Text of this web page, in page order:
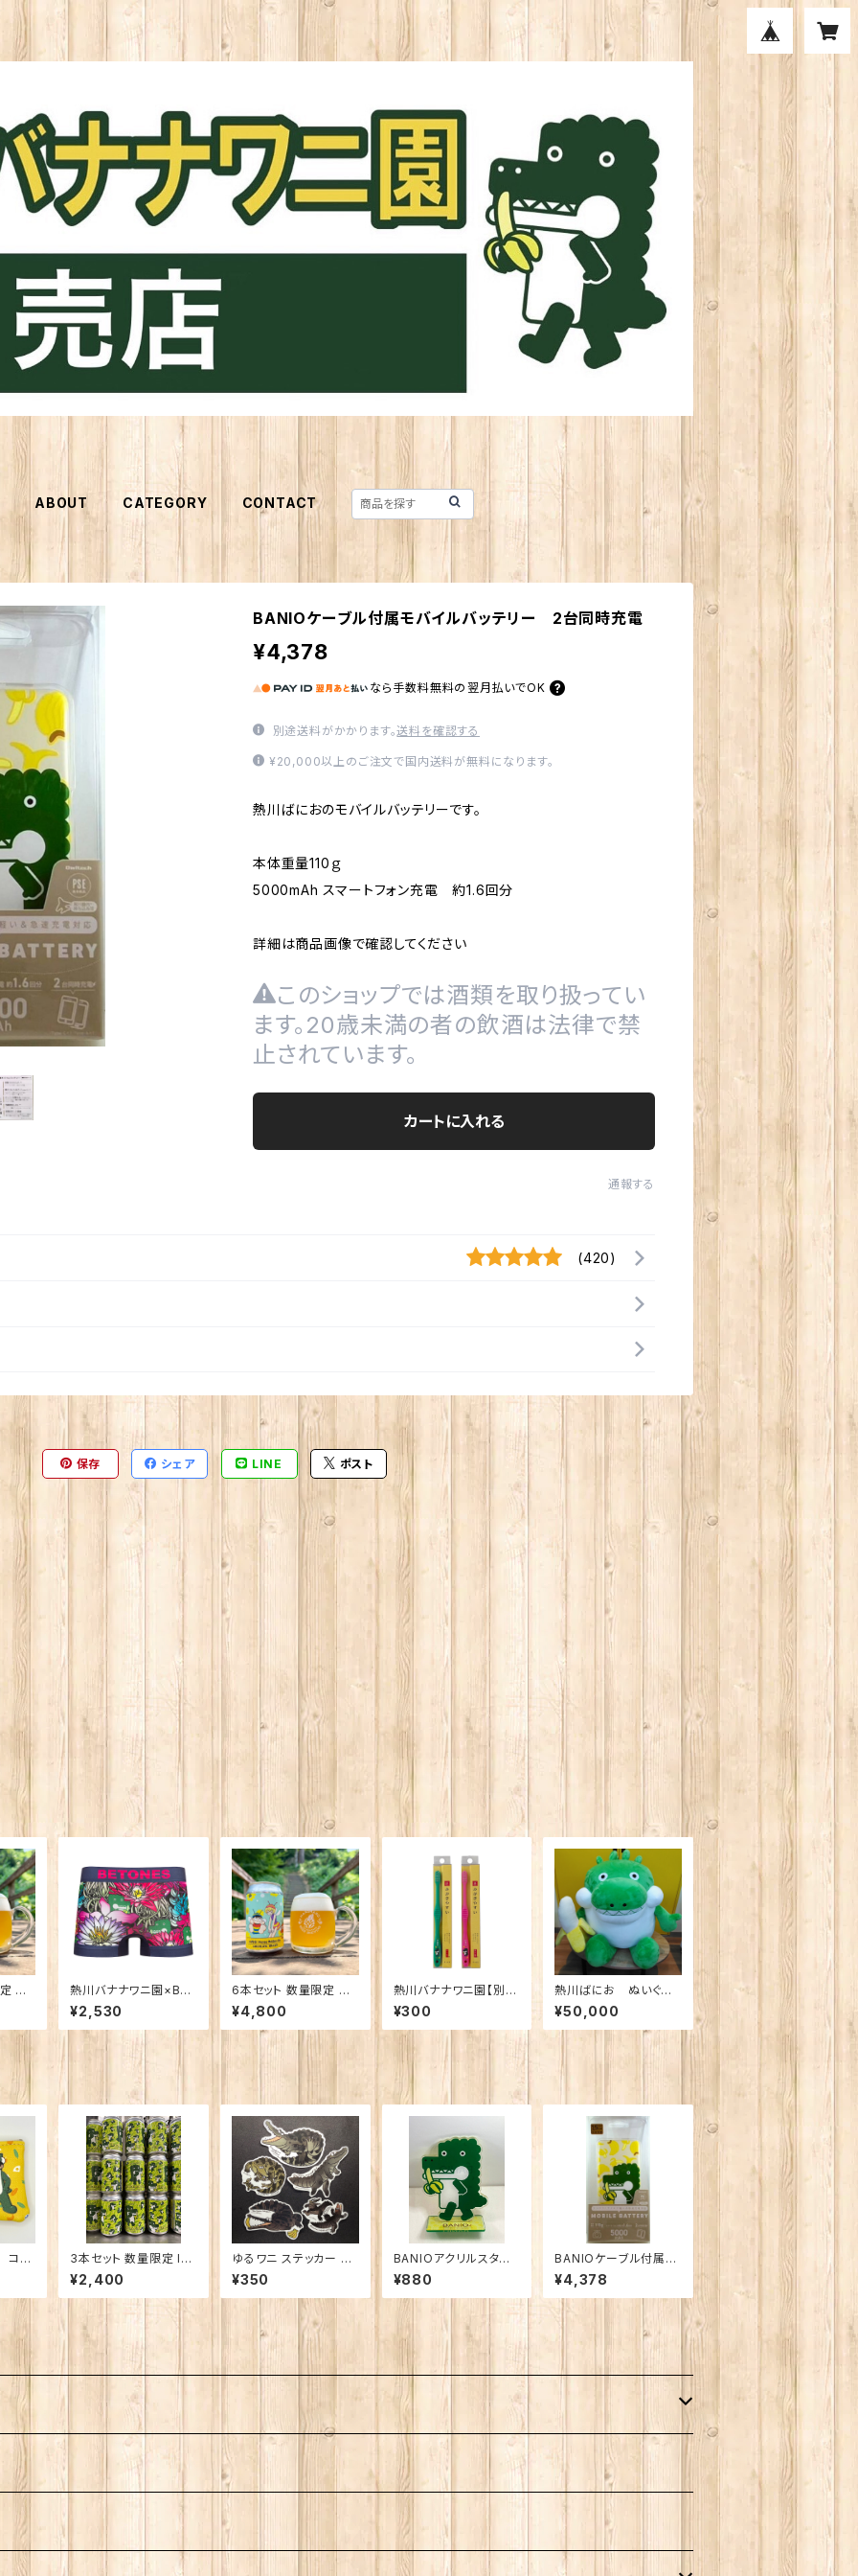
ABOUT CATEGORY CONTACT
BANIOケーブル付属モバイルバッテリー 2台同時充電
¥4,378
なら 手数料無料の 翌月払いでOK
別途送料がかかります。送料を確認する
¥20,000以上のご注文で国内送料が無料になります。
熱川ばにおのモバイルバッテリーです。
本体重量110ｇ
5000mAh スマートフォン充電 約1.6回分
詳細は商品画像で確認してください
このショップでは酒類を取り扱ってい
ます。20歳未満の者の飲酒は法律で禁
止されています。
カートに入れる
通報する
(420)
保存 シェア LINE ポスト
熱川バナナワニ園×BET
ONES 熱川ばにお N
AVY
¥2,530
6本セット 数量限定 ん
ばなな！Honey Golde
n Ale
¥4,800
熱川バナナワニ園【別
注】ライフレンジ 磨きや
すい歯ブラシ 極（ばにお
柄）子供用
¥300
熱川ばにお ぬいぐる
み BIG ※送料込み・
メーカー直送のため、他
の商品とは一緒にご注
¥50,000
コイ
3本セット 数量限定 Izu
Banana Pils
¥2,400
ゆるワニ ステッカー バ
ラ売り＜雨宮ひかるさ
んデザイン＞
¥350
BANIOアクリルスタン
ド
¥880
BANIOケーブル付属モ
バイルバッテリー 2台
同時充電
¥4,378